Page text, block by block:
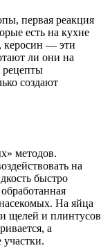
первая реакция
есть на кухне
керосин — эти
ли они на
рецепты
создают
методов.
на
быстро
На яйца
щелей и плинтусов
а